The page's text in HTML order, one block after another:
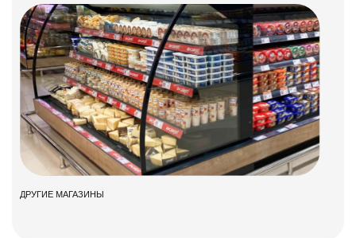
ДРУГИЕ МАГАЗИНЫ